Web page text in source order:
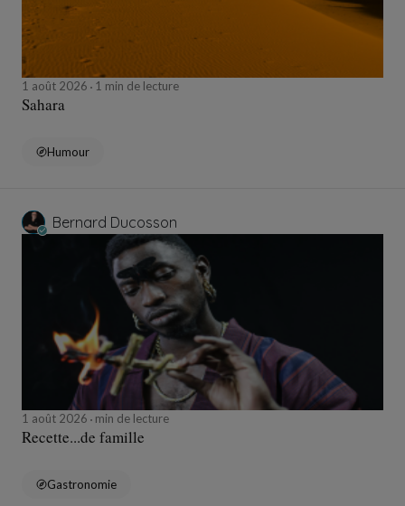
1 août 2026 1 min de lecture
Sahara
Humour
Bernard Ducosson
1 août 2026 min de lecture
Recette...de famille
Gastronomie